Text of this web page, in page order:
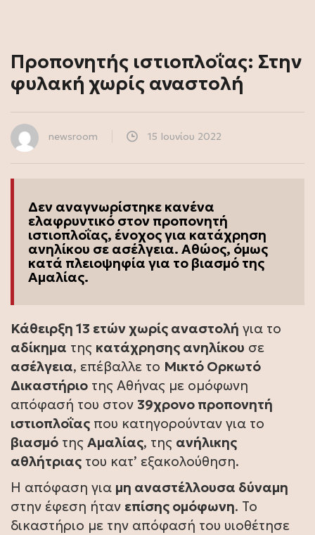
Προπονητής ιστιοπλοΐας: Στην
φυλακή χωρίς αναστολή
newsroom 15 Ιουνίου 2022
Δεν αναγνωρίστηκε κανένα
ελαφρυντικό στον προπονητή
ιστιοπλοΐας, ένοχος για κατάχρηση
ανηλίκου σε ασέλγεια. Αθώος, όμως
κατά πλειοψηφία για το βιασμό της
Αμαλίας.
Κάθειρξη 13 ετών χωρίς αναστολή για το
αδίκημα της κατάχρησης ανηλίκου σε
ασέλγεια, επέβαλλε το Μικτό Ορκωτό
Δικαστήριο της Αθήνας με ομόφωνη
απόφασή του στον 39χρονο προπονητή
ιστιοπλοΐας που κατηγορούνταν για το
βιασμό της Αμαλίας, της ανήλικης
αθλήτριας του κατ’ εξακολούθηση.
Η απόφαση για μη αναστέλλουσα δύναμη
στην έφεση ήταν επίσης ομόφωνη. Το
δικαστήριο με την απόφασή του υιοθέτησε